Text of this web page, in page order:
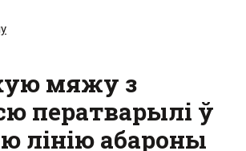
мяжу з
ператварылі ў
лінію абароны